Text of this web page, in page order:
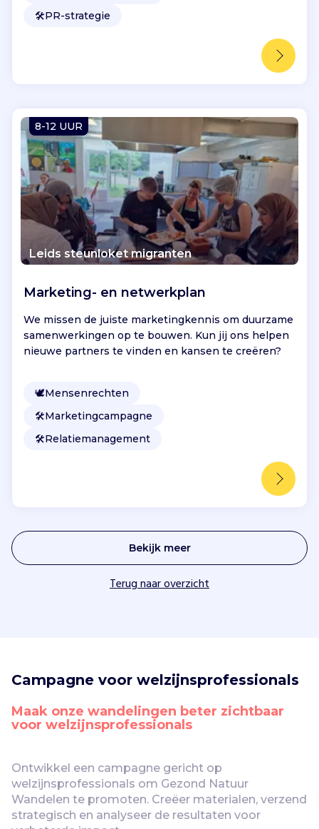
🛠️PR-strategie
8-12 UUR
Leids steunloket migranten
Marketing- en netwerkplan
We missen de juiste marketingkennis om duurzame
samenwerkingen op te bouwen. Kun jij ons helpen
nieuwe partners te vinden en kansen te creëren?
🕊Mensenrechten
🛠️Marketingcampagne
🛠️Relatiemanagement
Bekijk meer
Terug naar overzicht
Campagne voor welzijnsprofessionals
Maak onze wandelingen beter zichtbaar
voor welzijnsprofessionals
Ontwikkel een campagne gericht op
welzijnsprofessionals om Gezond Natuur
Wandelen te promoten. Creëer materialen, verzend
strategisch en analyseer de resultaten voor